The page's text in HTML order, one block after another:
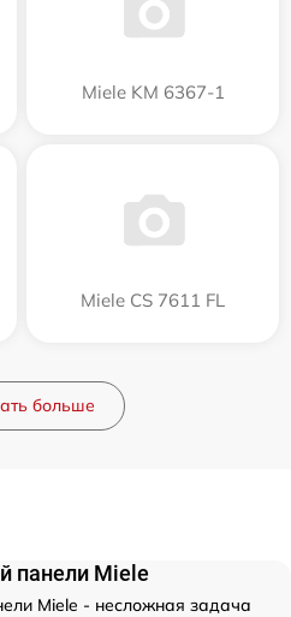
Miele KM 6367-1
Miele CS 7611 FL
больше
панели Miele
Miele - несложная задача